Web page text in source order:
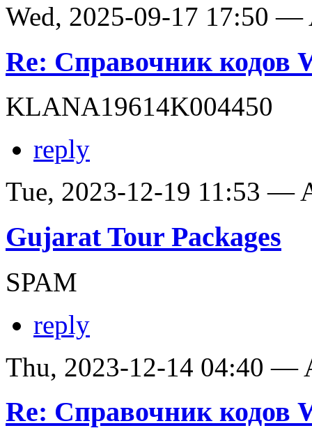
Wed, 2025-09-17 17:50 —
Re: Справочник кодов
KLANA19614K004450
reply
Tue, 2023-12-19 11:53 —
Gujarat Tour Packages
SPAM
reply
Thu, 2023-12-14 04:40 —
Re: Справочник кодов